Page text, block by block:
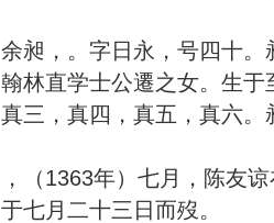
余昶，。字日永，号四十
翰林直学士公遷之女。生
真三，真四，真五，真六
，（1363年）七月，陈友
于七月二十三日而歿。